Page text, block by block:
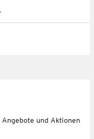
und Aktionen